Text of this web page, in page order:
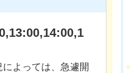
よっては、急遽開